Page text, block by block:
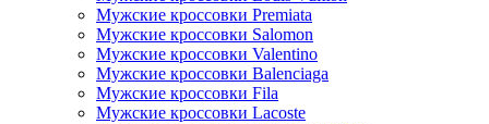
Мужские кроссовки Premiata
Мужские кроссовки Salomon
Мужские кроссовки Valentino
Мужские кроссовки Balenciaga
Мужские кроссовки Fila
Мужские кроссовки Lacoste